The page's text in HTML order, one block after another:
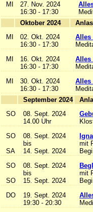
MI
27. Nov. 2024
16:30 - 17:30
Oktober 2024
MI
02. Okt. 2024
16:30 - 17:30
Alles
MI
16. Okt. 2024
16:30 - 17:30
Alles
MI
30. Okt. 2024
16:30 - 17:30
Alles
September 2024
SO
08. Sept. 2024
14.00 Uhr
SO
SA
08. Sept. 2024
bis
14. Sept. 2024
mit
SO
SO
08. Sept. 2024
bis
15. Sept. 2024
mit
DO
19. Sept. 2024
19:30 - 20:30